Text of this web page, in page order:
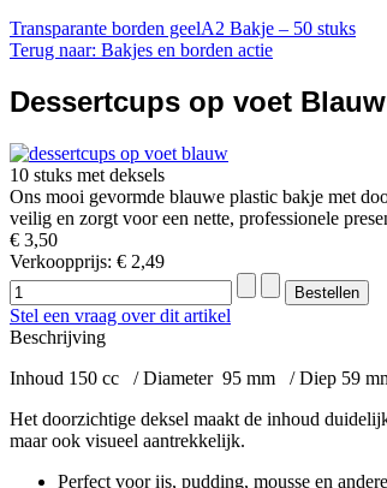
Transparante borden geelA2 Bakje – 50 stuks
Terug naar: Bakjes en borden actie
Dessertcups op voet Blauw
10 stuks met deksels
Ons mooi gevormde blauwe plastic bakje met
veilig en zorgt voor een nette, professionele
€ 3,50
Verkoopprijs: € 2,49
Stel een vraag over dit artikel
Beschrijving
Inhoud 150 cc / Diameter 95 mm / Diep 59
Het doorzichtige deksel maakt de inhoud
maar ook visueel aantrekkelijk.
Perfect voor ijs, pudding, mousse en